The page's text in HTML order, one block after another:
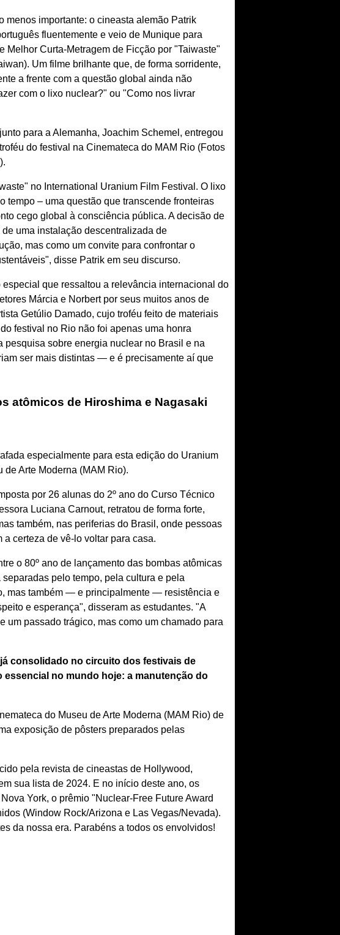
menos importante: o cineasta alemão Patrik
fluentemente e veio de Munique para
Melhor Curta-Metragem de Ficção por "Taiwaste"
Um filme brilhante que, de forma sorridente,
a frente com a questão global ainda não
com o lixo nuclear?" ou "Como nos livrar
para a Alemanha, Joachim Schemel, entregou
do festival na Cinemateca do MAM Rio (Fotos
no International Uranium Film Festival. O lixo
tempo – uma questão que transcende fronteiras
cego global à consciência pública. A decisão de
uma instalação descentralizada de
mas como um convite para confrontar o
disse Patrik em seu discurso.
que ressaltou a relevância internacional do
Márcia e Norbert por seus muitos anos de
Getúlio Damado, cujo troféu feito de materiais
festival no Rio não foi apenas uma honra
sobre energia nuclear no Brasil e na
ser mais distintas — e é precisamente aí que
atômicos de Hiroshima e Nagasaki
especialmente para esta edição do Uranium
Arte Moderna (MAM Rio).
por 26 alunas do 2º ano do Curso Técnico
Luciana Carnout, retratou de forma forte,
também, nas periferias do Brasil, onde pessoas
certeza de vê-lo voltar para casa.
o 80º ano de lançamento das bombas atômicas
pelo tempo, pela cultura e pela
mas também — e principalmente — resistência e
e esperança", disseram as estudantes. "A
passado trágico, mas como um chamado para
consolidado no circuito dos festivais de
essencial no mundo hoje: a manutenção do
do Museu de Arte Moderna (MAM Rio) de
exposição de pôsters preparados pelas
pela revista de cineastas de Hollywood,
sua lista de 2024. E no início deste ano, os
York, o prêmio "Nuclear-Free Future Award
(Window Rock/Arizona e Las Vegas/Nevada).
da nossa era. Parabéns a todos os envolvidos!